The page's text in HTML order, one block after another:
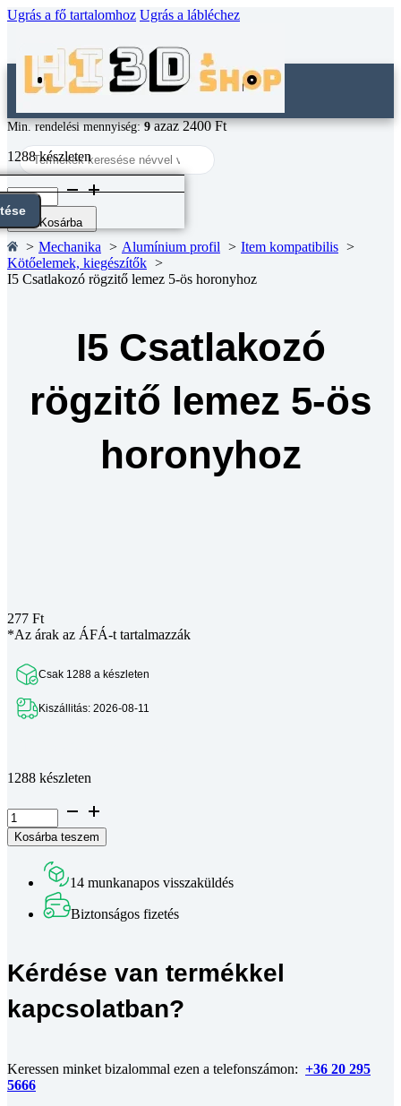
Ugrás a fő tartalomhoz Ugrás a lábléchez
Search
...
Min. rendelési mennyiség:9azaz 2400 Ft
1288 készleten
I5
Csatlakozó
rögzitő
lemez
5-
ös
horonyhoz
Kosárba
Mechanika Alumínium profil
Item kompatibilis
Kötőelemek, kiegészítők
I5 Csatlakozó rögzitő lemez 5-ös horonyhoz
I5 Csatlakozó
rögzitő lemez 5-ös
horonyhoz
277 Ft
*Az árak az ÁFÁ-t tartalmazzák
Csak 1288 a készleten
Kiszállitás: 2026-08-11
1288 készleten
I5
Csatlakozó
rögzitő
horonyhoz
mennyiség
Kosárba teszem
14 munkanapos visszaküldés
Biztonságos fizetés
Kérdése van termékkel
kapcsolatban?
Keressen minket bizalommal ezen a telefonszámon: +36 20 295
5666